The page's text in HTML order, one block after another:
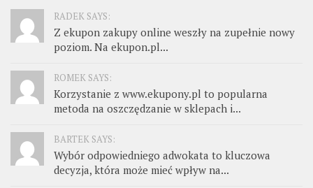
RADEK SAYS:
Z ekupon zakupy online weszły na zupełnie nowy
poziom. Na ekupon.pl...
ROMEK SAYS:
Korzystanie z www.ekupony.pl to popularna
metoda na oszczędzanie w sklepach i...
BARTEK SAYS:
Wybór odpowiedniego adwokata to kluczowa
decyzja, która może mieć wpływ na...